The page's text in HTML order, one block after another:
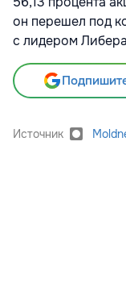
он перешел под
с лидером
Источник